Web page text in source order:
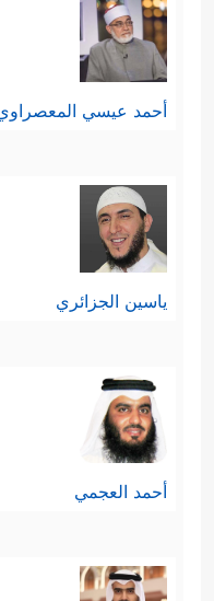
أحمد عيسي
ياسين الجزائري
أحمد العجمي